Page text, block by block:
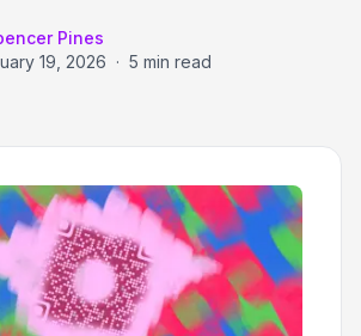
Pines
19, 2026 · 5 min read